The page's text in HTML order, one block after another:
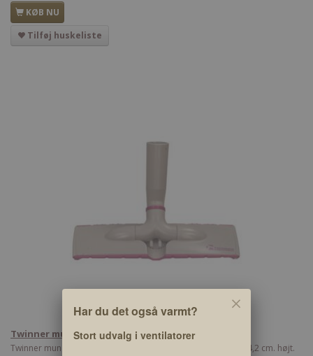
KØB NU
Tilføj huskeliste
Twinner mundstykke Ø32/35 – 4,2 cm
Twinner mundstykke Ø32/35 udmærker sig ved kun at være 4,2 cm. højt.
Har du det også varmt?
Stort udvalg i ventilatorer